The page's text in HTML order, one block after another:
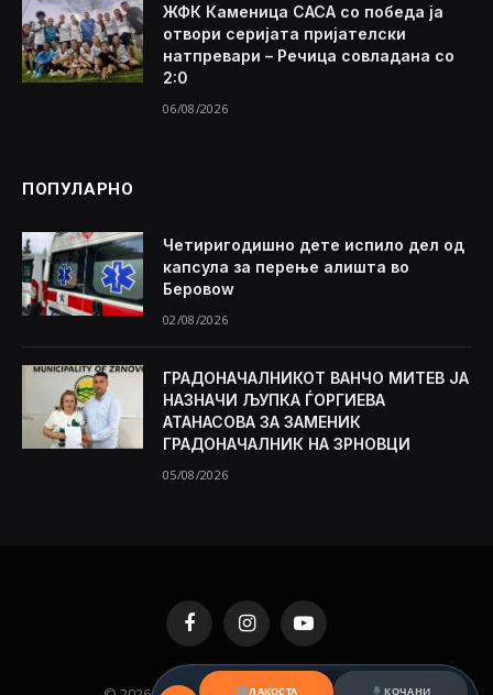
ЖФК Каменица САСА со победа ја
отвори серијата пријателски
натпревари – Речица совладана со
2:0
06/08/2026
ПОПУЛАРНО
Четиригодишно дете испило дел од
капсула за перење алишта во
Беровоw
02/08/2026
ГРАДОНАЧАЛНИКОТ ВАНЧО МИТЕВ ЈА
НАЗНАЧИ ЉУПКА ЃОРГИЕВА
АТАНАСОВА ЗА ЗАМЕНИК
ГРАДОНАЧАЛНИК НА ЗРНОВЦИ
05/08/2026
FacebookInstagramYouTube
ЛАКОСТА КОЧАНИ